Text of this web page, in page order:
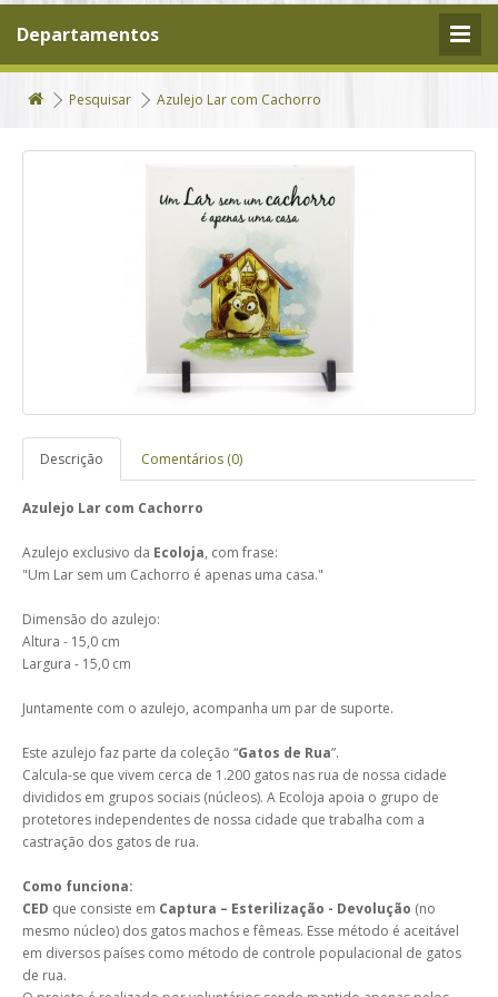
Departamentos
Pesquisar Azulejo Lar com Cachorro
Descrição Comentários (0)
Azulejo Lar com Cachorro
Azulejo exclusivo da Ecoloja, com frase:
"Um Lar sem um Cachorro é apenas uma casa."
Dimensão do azulejo:
Altura - 15,0 cm
Largura - 15,0 cm
Juntamente com o azulejo, acompanha um par de suporte.
Este azulejo faz parte da coleção “Gatos de Rua”.
Calcula-se que vivem cerca de 1.200 gatos nas rua de nossa cidade
divididos em grupos sociais (núcleos). A Ecoloja apoia o grupo de
protetores independentes de nossa cidade que trabalha com a
castração dos gatos de rua.
Como funciona:
CED que consiste em Captura – Esterilização - Devolução (no
mesmo núcleo) dos gatos machos e fêmeas. Esse método é aceitável
em diversos países como método de controle populacional de gatos
de rua.